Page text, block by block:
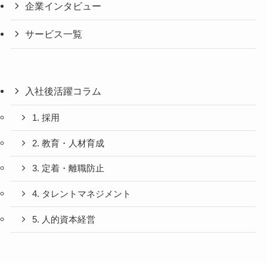
企業インタビュー
サービス一覧
入社後活躍コラム
1. 採用
2. 教育・人材育成
3. 定着・離職防止
4. タレントマネジメント
5. 人的資本経営